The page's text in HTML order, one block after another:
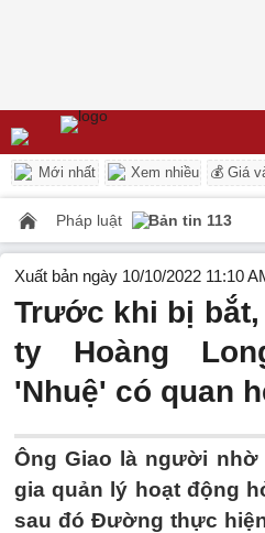
Mới nhất Xem nhiều 💰 Giá
Pháp luật Bản tin 113
Xuất bản ngày 10/10/2022 11:10
Trước khi bị
ty Hoàng
'Nhuệ' có quan
Ông Giao là người
gia quản lý hoạt động
sau đó Đường thực